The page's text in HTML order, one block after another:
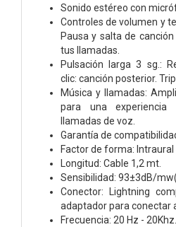
Sonido estéreo con
Controles de volumen y
Pausa y salta de
tus llamadas.
Pulsación larga 3 sg.:
clic: canción posterior.
Música y llamadas:
para una
llamadas de voz.
Garantía de
Factor de forma: Intraural
Longitud: Cable 1,2 mt.
Sensibilidad: 93±3dB/
Conector: Lightning
adaptador para conectar
Frecuencia: 20 Hz - 20Khz.